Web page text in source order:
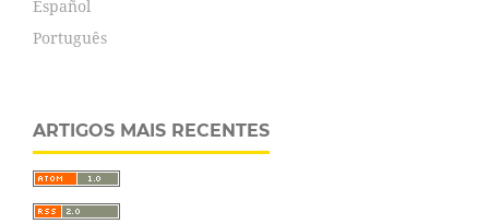
Español
Português
ARTIGOS MAIS RECENTES